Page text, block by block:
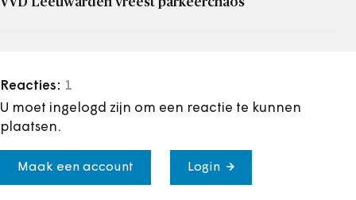
Reacties: 1
U moet ingelogd zijn om een reactie te kunnen
plaatsen.
Maak een account Login